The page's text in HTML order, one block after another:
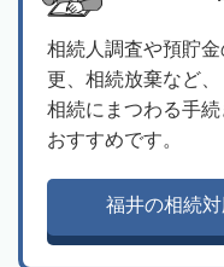
相続人調査や預貯
更、相続放棄など、
相続にまつわる手
おすすめです。
福井の相続